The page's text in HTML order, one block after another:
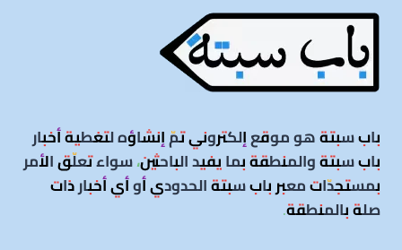
اتفاق
مع
عُمان
وسط
توترات
باب سبتة هو موقع إلكتروني تمّ إنشاؤه لتغطية أخبار
باب سبتة والمنطقة بما يفيد الباحثين، سواء تعلّق الأمر
بمستجدّات معبر باب سبتة الحدودي أو أي أخبار ذات
صلة بالمنطقة.